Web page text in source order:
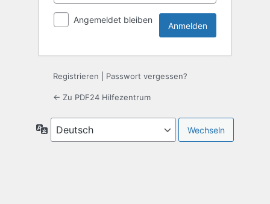
Angemeldet bleiben
Registrieren Passwort vergessen?
← Zu PDF24 Hilfezentrum
Sprache